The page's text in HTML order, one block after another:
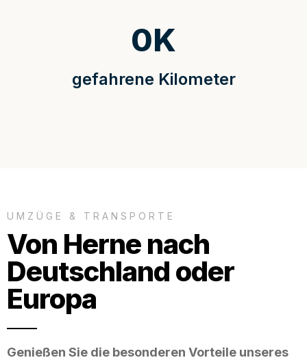
gefahrene Kilometer
0K
UMZÜGE & TRANSPORTE
Von Herne nach
Deutschland oder
Europa
Genießen Sie die besonderen Vorteile unseres